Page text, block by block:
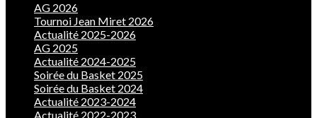
AG 2026
Tournoi Jean Miret 2026
Actualité 2025-2026
AG 2025
Actualité 2024-2025
Soirée du Basket 2025
Soirée du Basket 2024
Actualité 2023-2024
Actualité 2022-2023